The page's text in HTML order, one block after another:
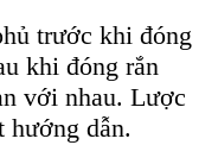
trước khi đóng
khi đóng rắn
với nhau. Lược
hướng dẫn.